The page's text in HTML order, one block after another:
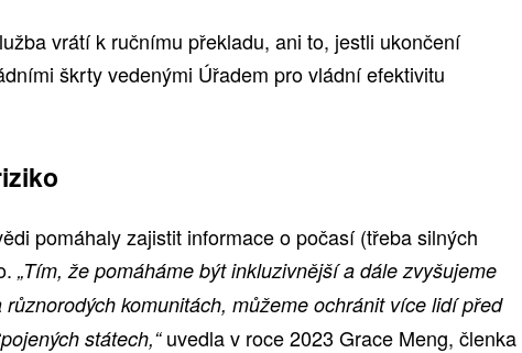
vrátí k ručnímu překladu, ani to, jestli ukončení
škrty vedenými Úřadem pro vládní efektivitu
pomáhaly zajistit informace o počasí (třeba silných
„Tím, že pomáháme být inkluzivnější a dále zvyšujeme
komunitách, můžeme ochránit více lidí před
státech,“uvedla v roce 2023 Grace Meng, členka